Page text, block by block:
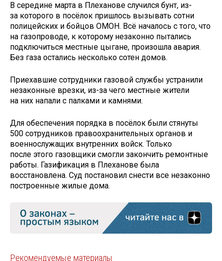
В середине марта в Плеханове случился бунт, из-
за которого в посёлок пришлось вызывать сотни
полицейских и бойцов ОМОН. Всё началось с того, что
на газопроводе, к которому незаконно пытались
подключиться местные цыгане, произошла авария.
Без газа остались несколько сотен домов.
Приехавшие сотрудники газовой службы устранили
незаконные врезки, из-за чего местные жители
на них напали с палками и камнями.
Для обеспечения порядка в посёлок были стянуты
500 сотрудников правоохранительных органов и
военнослужащих внутренних войск. Только
после этого газовщики смогли закончить ремонтные
работы. Газификация в Плеханове была
восстановлена. Суд постановил снести все незаконно
построенные жилые дома.
Рекомендуемые материалы